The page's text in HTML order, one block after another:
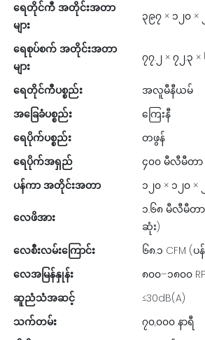
ရေတိုင်ကီ အတိုင်းအတာ
များ
၃၉၇ × ၁၂၀
ရေစုပ်စက် အတိုင်းအတာ
များ
၇၇.၂ × ၇၂.၃
ရေတိုင်ကီပစ္စည်း
အလူမီနီယမ်
အခြေခံပစ္စည်း
ကြေးနီ
ရေပိုက်ပစ္စည်း
တဖွန်
ရေပိုက်အရှည်
၄၀၀ မီလီမီတာ
ပန်ကာ အတိုင်းအတာ
၁၂၀ × ၁၂၀
လေဖိအား
၁.၆၈ မီလီမီတ
ဆုံး)
လေစီးလမ်းကြောင်း
၆၈.၁ CFM (
လေအမြန်နှုန်း
၈၀၀–၁၈၀၀
ဆူညံသံအဆင့်
≤30dB(A)
သက်တမ်း
၇၀,၀၀၀ နာရီ